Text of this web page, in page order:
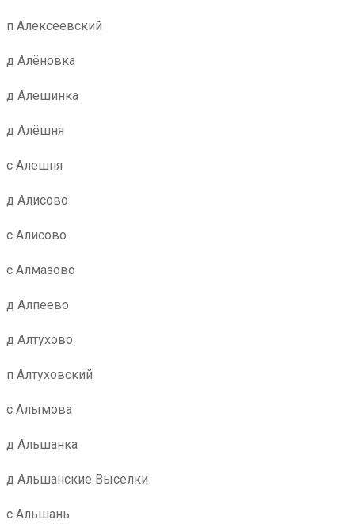
п Алексеевский
д Алёновка
д Алешинка
д Алёшня
с Алешня
д Алисово
с Алисово
с Алмазово
д Алпеево
д Алтухово
п Алтуховский
с Алымова
д Альшанка
д Альшанские Выселки
с Альшань